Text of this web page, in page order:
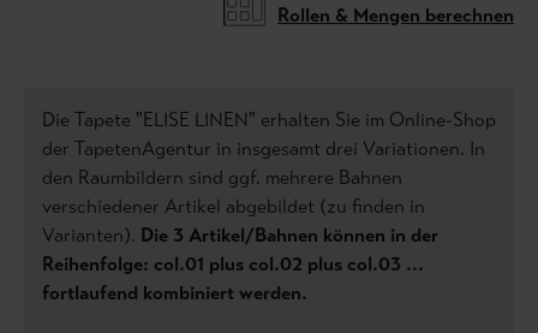
Rollen & Mengen berechnen
Die Tapete "ELISE LINEN" erhalten Sie im Online-Shop
der TapetenAgentur in insgesamt drei Variationen. In
den Raumbildern sind ggf. mehrere Bahnen
verschiedener Artikel abgebildet (zu finden in
Varianten). Die 3 Artikel/Bahnen können in der
Reihenfolge: col.01 plus col.02 plus col.03 ...
fortlaufend kombiniert werden.